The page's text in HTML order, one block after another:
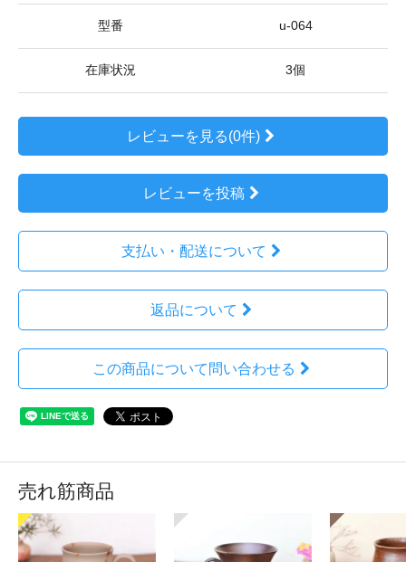
型番 u-064
在庫状況 3個
レビューを見る(0件)
レビューを投稿
支払い・配送について
返品について
この商品について問い合わせる
売れ筋商品